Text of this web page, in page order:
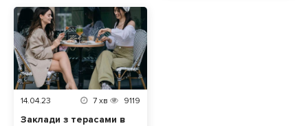
смаколики з різних
закладів і оплачуйте
доставку лише один
раз!
14.04.23 7 хв 9119
Заклади з терасами в